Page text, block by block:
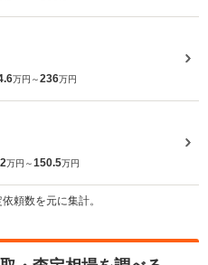
万円～236万円
万円～150.5万円
頼数を元に集計。